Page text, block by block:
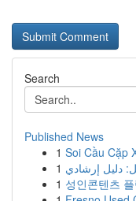
Search
Published News
1 Soi Cầu Cặp
1 دليل إرشادي
1 성인콘텐츠